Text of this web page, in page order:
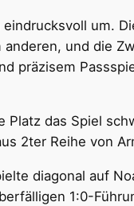
um.
und die
präzisem
das Spiel
2ter Reihe von
diagonal auf
1:0-